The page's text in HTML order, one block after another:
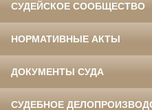
СУДЕЙСКОЕ СООБЩЕСТВО
НОРМАТИВНЫЕ АКТЫ
ДОКУМЕНТЫ СУДА
СУДЕБНОЕ